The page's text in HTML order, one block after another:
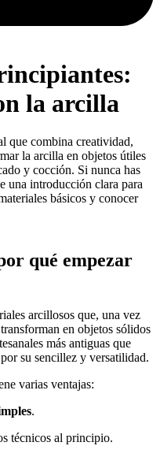
la arcilla
que combina creatividad,
la arcilla en objetos útiles
y cocción. Si nunca has
una introducción clara para
básicos y conocer
qué empezar
arcillosos que, una vez
en objetos sólidos
más antiguas que
su sencillez y versatilidad.
varias ventajas:
.
técnicos al principio.